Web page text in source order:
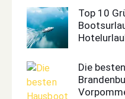
Top 10
Die